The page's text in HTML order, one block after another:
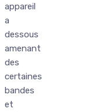
appareil
a
dessous
amenant
des
certaines
bandes
et